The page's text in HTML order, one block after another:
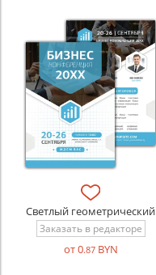
Светлый геометрический
Заказать в редакторе
от 0.87BYN